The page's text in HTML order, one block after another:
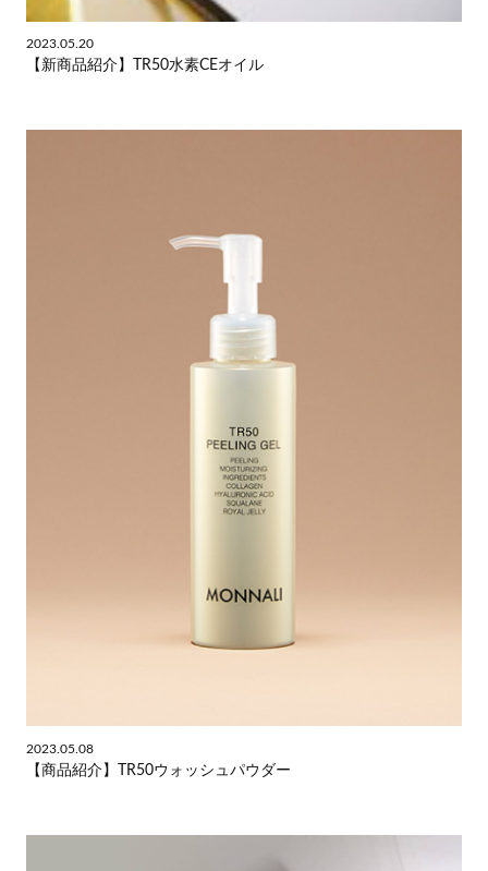
2023.05.20
【新商品紹介】TR50水素CEオイル
2023.05.08
【商品紹介】TR50ウォッシュパウダー